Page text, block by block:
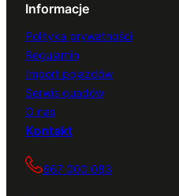
Informacje
Polityka prywatności
Regulamin
Import pojazdów
Serwis quadów
O nas
Kontakt
667 000 083